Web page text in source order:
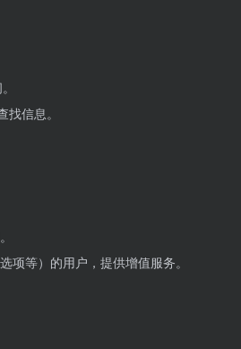
信息。
项等）的用户，提供增值服务。